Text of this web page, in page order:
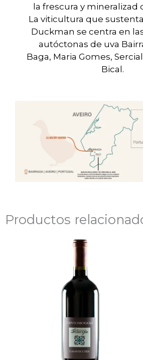
la frescura y mineralizad
La viticultura que
Duckman se centra en
autóctonas de uva
Baga, Maria Gomes,
Bical.
Productos